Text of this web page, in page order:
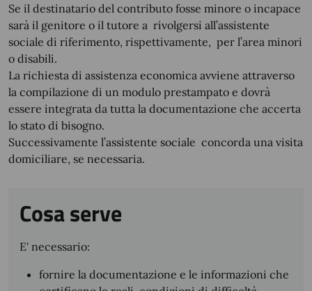
Se il destinatario del contributo fosse minore o incapace
sarà il genitore o il tutore a rivolgersi all’assistente
sociale di riferimento, rispettivamente, per l’area minori
o disabili.
La richiesta di assistenza economica avviene attraverso
la compilazione di un modulo prestampato e dovrà
essere integrata da tutta la documentazione che accerta
lo stato di bisogno.
Successivamente l’assistente sociale concorda una visita
domiciliare, se necessaria.
Cosa serve
E' necessario:
fornire la documentazione e le informazioni che